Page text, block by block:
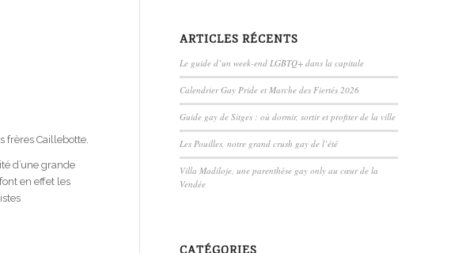
frères Caillebotte.
d’une grande
en effet les
ARTICLES RÉCENTS
Le guide d’un week-end LGBTQ+ dans la capitale
Calendrier Gay Pride et Marche des Fiertés 2026
Guide gay de Sitges : où dormir, sortir et profiter de la ville
Les Pouilles, notre grand crush gay de l’été
Villa Madiloje, une parenthèse gay only au cœur de la
Vendée
CATÉGORIES